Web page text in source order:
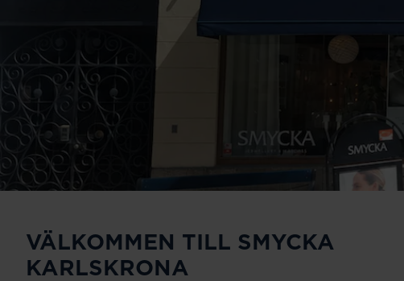
VÄLKOMMEN TILL SMYCKA
KARLSKRONA